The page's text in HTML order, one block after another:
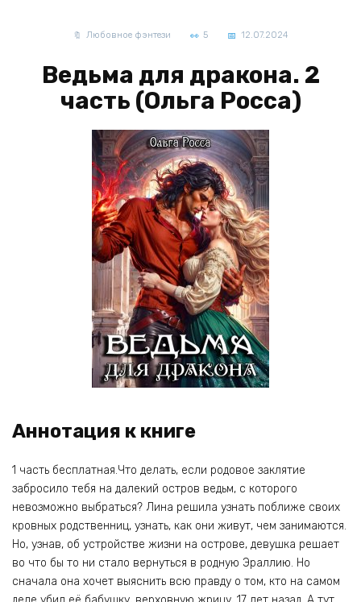
Любовное фэнтези 5 12.07.2024
Ведьма для дракона. 2
часть (Ольга Росса)
Аннотация к книге
1 часть бесплатная.Что делать, если родовое заклятие
забросило тебя на далекий остров ведьм, с которого
невозможно выбраться? Лина решила узнать поближе своих
кровных родственниц, узнать, как они живут, чем занимаются.
Но, узнав, об устройстве жизни на острове, девушка решает
во что бы то ни стало вернуться в родную Эраллию. Но
сначала она хочет выяснить всю правду о том, кто на самом